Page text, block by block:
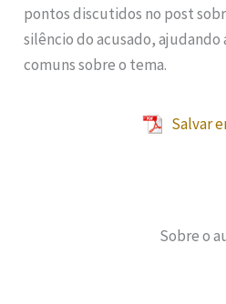
pontos discutidos no post
silêncio do acusado, ajudando
comuns sobre o tema.
Salvar
Sobre o